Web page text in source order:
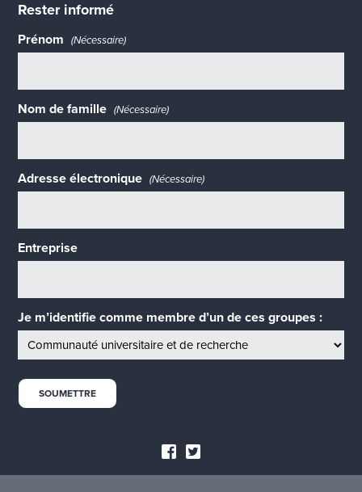
Rester informé
Prénom (Nécessaire)
Nom de famille (Nécessaire)
Adresse électronique (Nécessaire)
Entreprise
Je m’identifie comme membre d’un de ces groupes :